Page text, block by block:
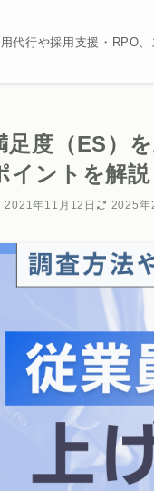
代行や採用支援・RPO
足度（ES）
イントを解説
2021年11月12日 2025年